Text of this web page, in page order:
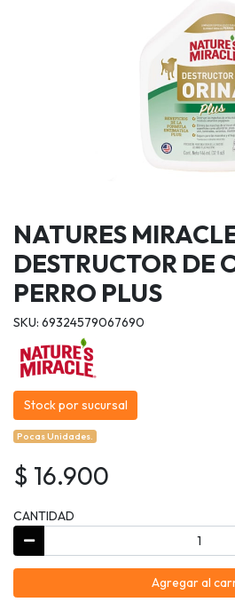
NATURES
DESTRUCTOR DE
PERRO PLUS
SKU: 69324579067690
Stock por sucursal
Pocas Unidades.
$ 16.900
CANTIDAD
Agregar al